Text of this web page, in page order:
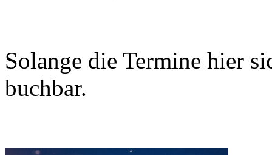
Solange die Termine hier
buchbar.